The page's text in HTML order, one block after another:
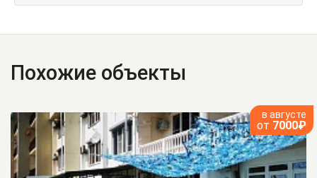
Похожие объекты
в августе
от 7000₽